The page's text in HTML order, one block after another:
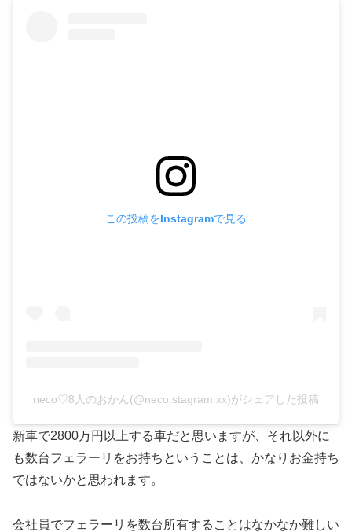
この投稿をInstagramで見る
neco♡8人のおかん(@neco.stagram.xx)がシェアした投稿
新車で2800万円以上する車だと思いますが、それ以外に
も数台フェラーリをお持ちということは、かなりお金持ち
ではないかと思われます。
会社員でフェラーリを数台所有することはなかなか難しい